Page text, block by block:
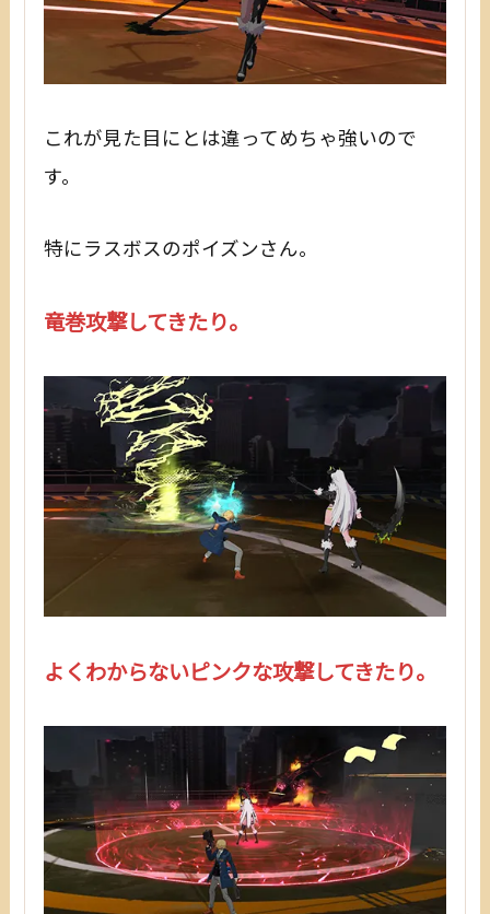
これが見た目にとは違ってめちゃ強いので
す。
特にラスボスのポイズンさん。
竜巻攻撃してきたり。
よくわからないピンクな攻撃してきたり。